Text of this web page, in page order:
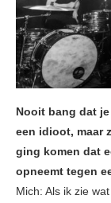
Nooit bang dat
een idioot, maar
ging komen dat
opneemt tegen
Mich: Als ik zie